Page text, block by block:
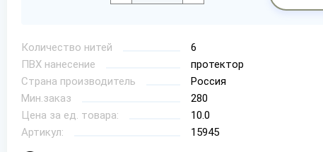
Количество нитей
6
ПВХ нанесение
протектор
Страна производитель
Россия
Мин.заказ
280
Цена за ед. товара:
10.0
Артикул:
15945